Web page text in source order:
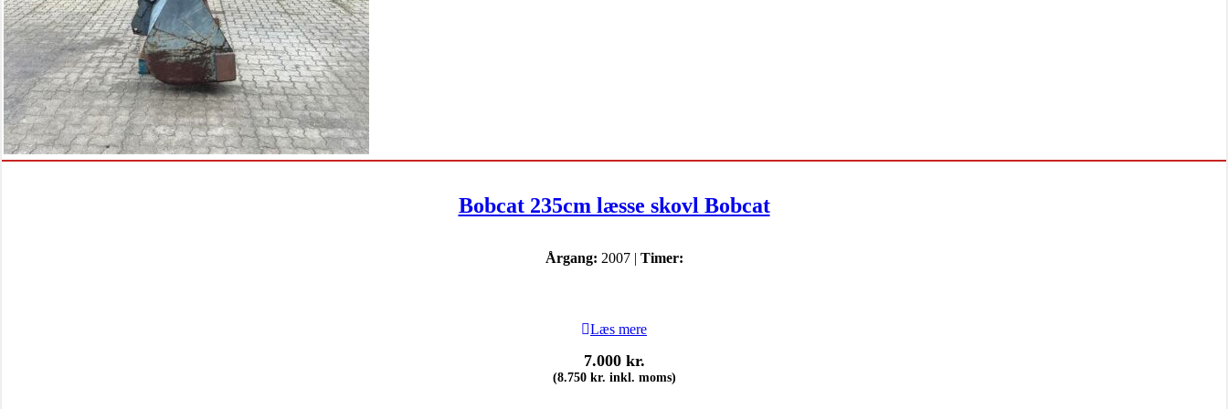
Bobcat 235cm læsse skovl Bobcat
Årgang: 2007 | Timer:
Læs mere
7.000 kr.
(8.750 kr. inkl. moms)